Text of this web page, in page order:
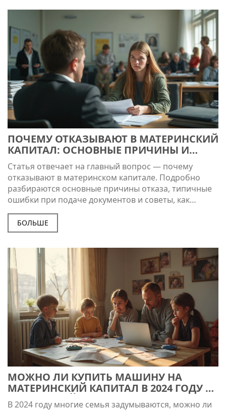
ПОЧЕМУ ОТКАЗЫВАЮТ В МАТЕРИНСКИЙ
КАПИТАЛ: ОСНОВНЫЕ ПРИЧИНЫ И
РЕШЕНИЯ
Статья отвечает на главный вопрос — почему
отказывают в материнском капитале. Подробно
разбираются основные причины отказа, типичные
ошибки при подаче документов и советы, как
избежать отказа. Понятным языком раскрываются
нюансы оформления и есть рекомендации для
разных ситуаций. Приведены конкретные примеры
допустить чужих ошибок.
БОЛЬШЕ
МОЖНО ЛИ КУПИТЬ МАШИНУ НА
МАТЕРИНСКИЙ КАПИТАЛ В 2024 ГОДУ —
ПОДРОБНЫЙ РАЗБОР
В 2024 году многие семья задумываются, можно ли